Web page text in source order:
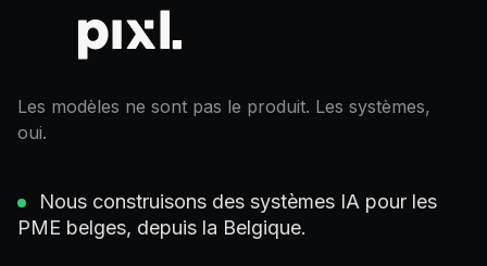
Les modèles ne sont pas le produit. Les systèmes,
oui.
Nous construisons des systèmes IA pour les
PME belges, depuis la Belgique.